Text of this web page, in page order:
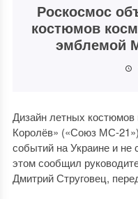
Роскосмос
костюмов
эмблемой
Дизайн летных
Королёв» («Союз МС-
событий на Украине и
этом сообщил
Дмитрий Струговец,